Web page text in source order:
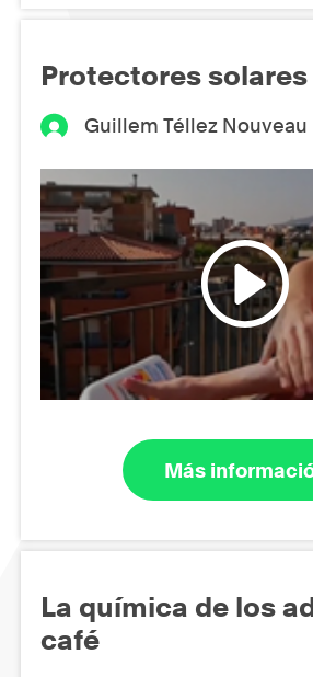
Protectores solares
Guillem Téllez Nouveau
Más
La química de los
café